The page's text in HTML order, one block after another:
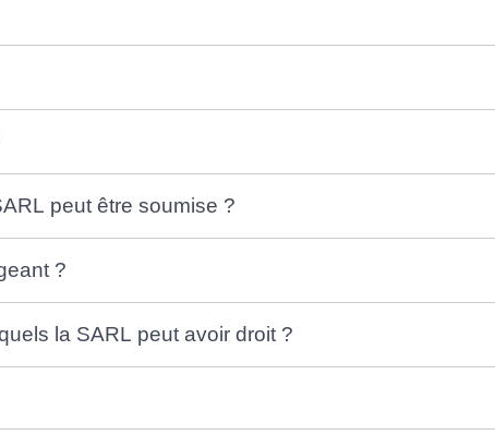
peut être soumise ?
?
la SARL peut avoir droit ?